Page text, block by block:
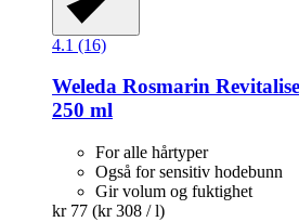
4.1 (16)
Weleda Rosmarin
250 ml
For alle hårtyper
Også for sensitiv hodebunn
Gir volum og fuktighet
kr 77 (kr 308 / l)